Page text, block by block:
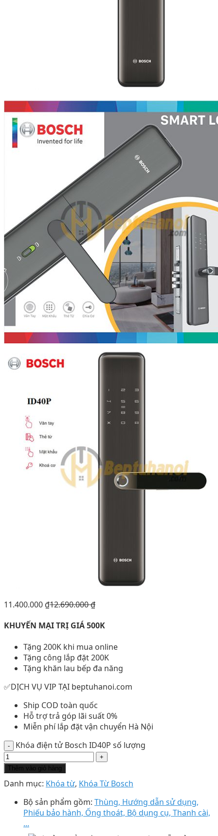
11.400.000 ₫12.690.000₫
KHUYẾN MẠI TRỊ GIÁ 500K
Tặng 200K khi mua online
Tặng công lắp đặt 200K
Tặng khăn lau bếp đa năng
✅DỊCH VỤ VIP TẠI beptuhanoi.com
Ship COD toàn quốc
Hỗ trợ trả góp lãi suất 0%
Miễn phí lắp đặt vận chuyển Hà Nội
Khóa điện tử Bosch ID40P số lượng
Thêm vào giỏ hàng
Danh mục: Khóa từ, Khóa Từ Bosch
Bộ sản phẩm gồm: Thùng, Hướng dẫn sử dụng,
Phiếu bảo hành, Ống thoát, Bộ dụng cụ, Thanh cài,
...